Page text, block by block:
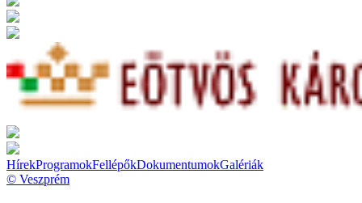
HírekProgramokFellépőkDokumentumokGalériák
© Veszprém